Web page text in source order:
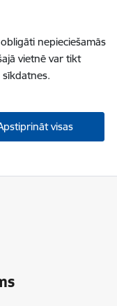
nepieciešamās
vietnē var tikt
visas